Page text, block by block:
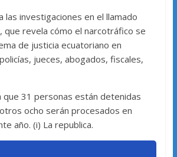
las investigaciones en el llamado
que revela cómo el narcotráfico se
de justicia ecuatoriano en
jueces, abogados, fiscales,
que 31 personas están detenidas
ocho serán procesados en
año. (i) La republica.